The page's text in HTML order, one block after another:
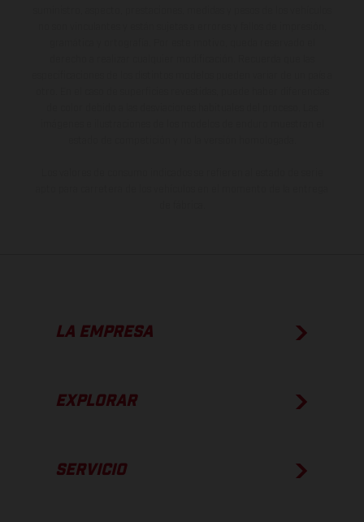
LA EMPRESA
EXPLORAR
SERVICIO